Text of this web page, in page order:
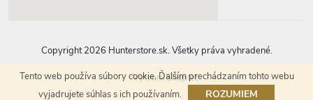
Tento web používa súbory cookie. Ďalším prechádzaním tohto webu
vyjadrujete súhlas s ich používaním.
ROZUMIEM
Vytvoril Shoptet
Copyright 2026 Hunterstore.sk. Všetky práva vyhradené.